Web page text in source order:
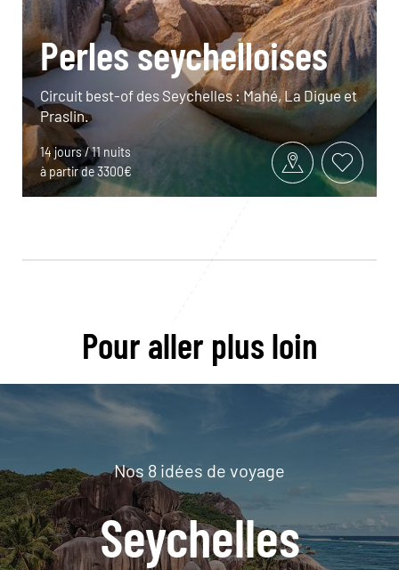
Perles seychelloises
Circuit best-of des Seychelles : Mahé, La Digue et
Praslin.
14 jours / 11 nuits
à partir de 3300€
Pour aller plus loin
Nos 8 idées de voyage
Seychelles